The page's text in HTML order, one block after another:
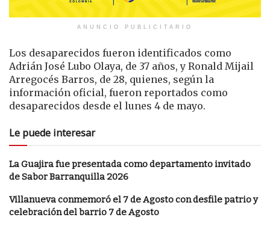
ANUNCIO PUBLICITARIO
Los desaparecidos fueron identificados como
Adrián José Lubo Olaya, de 37 años, y Ronald Mijail
Arregocés Barros, de 28, quienes, según la
información oficial, fueron reportados como
desaparecidos desde el lunes 4 de mayo.
Le puede interesar
La Guajira fue presentada como departamento invitado
de Sabor Barranquilla 2026
Villanueva conmemoró el 7 de Agosto con desfile patrio y
celebración del barrio 7 de Agosto